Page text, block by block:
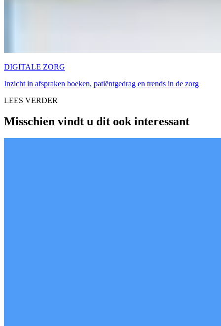
DIGITALE ZORG
Inzicht in afspraken boeken, patiëntgedrag en trends in de zorg
LEES VERDER
Misschien vindt u dit ook interessant